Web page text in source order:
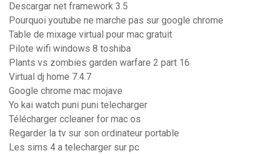
Descargar net framework 3.5
Pourquoi youtube ne marche pas sur google chrome
Table de mixage virtual pour mac gratuit
Pilote wifi windows 8 toshiba
Plants vs zombies garden warfare 2 part 16
Virtual dj home 7.4.7
Google chrome mac mojave
Yo kai watch puni puni telecharger
Télécharger ccleaner for mac os
Regarder la tv sur son ordinateur portable
Les sims 4 a telecharger sur pc